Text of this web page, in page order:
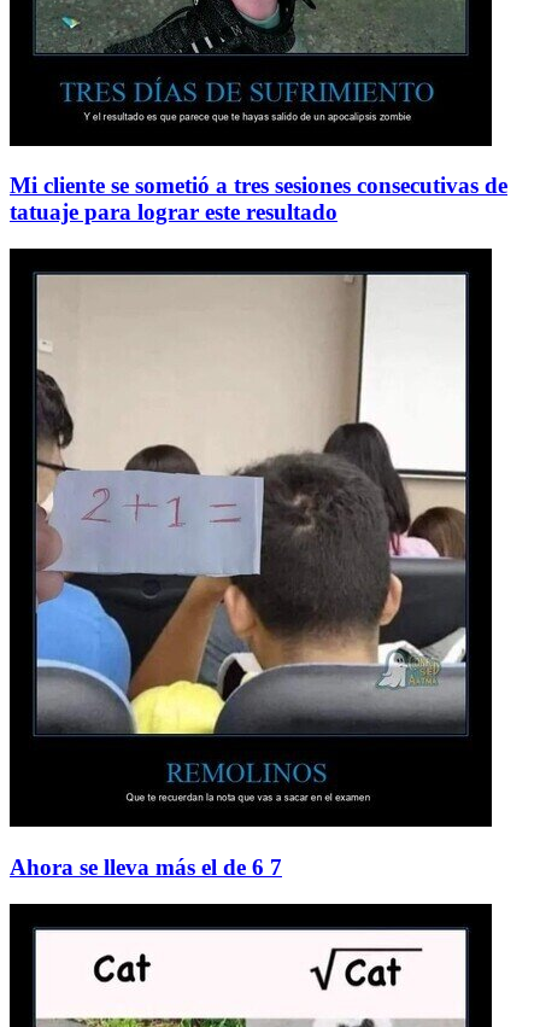
Mi cliente se sometió a tres sesiones consecutivas de
tatuaje para lograr este resultado
Ahora se lleva más el de 6 7